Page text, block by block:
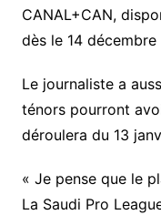
CANAL+CAN,
dès le 14
Le journaliste a
ténors pourront
déroulera du 13
« Je pense que le
La Saudi Pro